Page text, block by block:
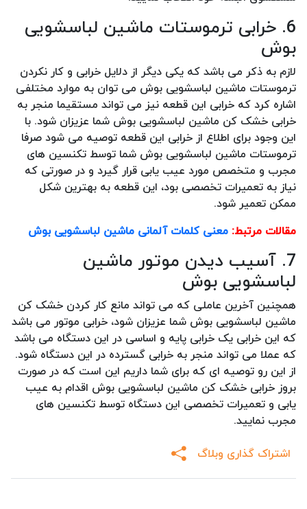
6. خرابی ترموستات ماشین لباسشویی
بوش
لازم به ذکر می باشد که یکی دیگر از دلایل خرابی و کار نکردن
ترموستات ماشین لباسشویی بوش می توان به موارد مختلفی
اشاره کرد که خرابی این قطعه نیز می تواند مستقیما منجر به
خرابی خشک کن ماشین لباسشویی بوش شما عزیزان شود. با
این وجود برای اطلاع از خرابی این قطعه توصیه می شود صرفا
ترموستات ماشین لباسشویی بوش شما توسط تکنسین های
مجرب و متخصص مورد عیب یابی قرار گیرد و در صورتی که
نیاز به تعمیرات تخصصی بود، این قطعه به بهترین شکل
ممکن تعمیر شود.
مقالات مرتبط: معنی کلمات آلمانی ماشین لباسشویی بوش
7. آسیب دیدن موتور ماشین
لباسشویی بوش
همچنین آخرین عاملی که می تواند مانع کار کردن خشک کن
ماشین لباسشویی بوش شما عزیزان شود، خرابی موتور می باشد
که این خرابی یک خرابی پایه و اساسی در این دستگاه می باشد
که عملا می تواند منجر به خرابی گسترده در این دستگاه شود.
از این رو توصیه ای که برای شما داریم این است که در صورت
بروز خرابی خشک کن ماشین لباسشویی بوش اقدام به عیب
یابی و تعمیرات تخصصی این دستگاه توسط تکنسین های
مجرب نمایید.
اشتراک گذاری وبلاگ